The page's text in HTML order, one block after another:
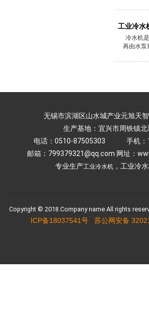
工业冷水
冷水机
再由水泵
无锡市滨湖区山水城产业元旭天
生产基地：宜兴市周铁镇北
电话：0510-87505303 手机：
邮箱：799379321@qq.com 网址：
专业生产工业冷水机 ， 工业冷
Copyright © 2018.Company name All rights
ICP备18037541号
苏公网安备